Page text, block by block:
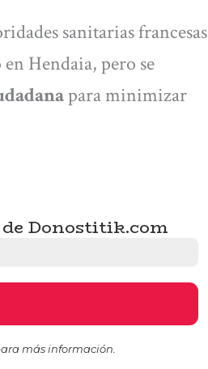
sanitarias francesas
Hendaia, pero se
para minimizar
de Donostitik.com
más información.